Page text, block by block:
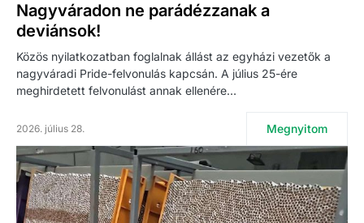
Nagyváradon ne parádézzanak a
deviánsok!
Közös nyilatkozatban foglalnak állást az egyházi vezetők a
nagyváradi Pride-felvonulás kapcsán. A július 25-ére
meghirdetett felvonulást annak ellenére…
2026. július 28. Megnyitom